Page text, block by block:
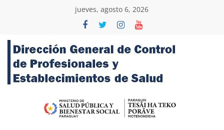
jueves, agosto 6, 2026
Dirección
General